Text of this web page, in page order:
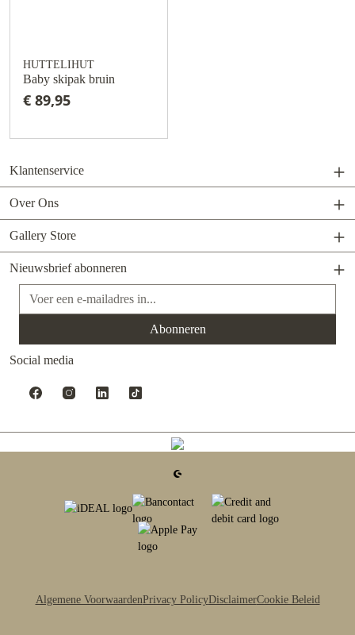
HUTTELIHUT
Baby skipak bruin
€ 89,95
Klantenservice
Over Ons
Gallery Store
Nieuwsbrief abonneren
E-mailadres*
Abonneren
Social media
Algemene VoorwaardenPrivacy PolicyDisclaimerCookie Beleid